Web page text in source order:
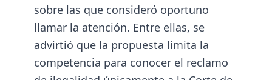
sobre las que consideró oportuno
llamar la atención. Entre ellas, se
advirtió que la propuesta limita la
competencia para conocer el reclamo